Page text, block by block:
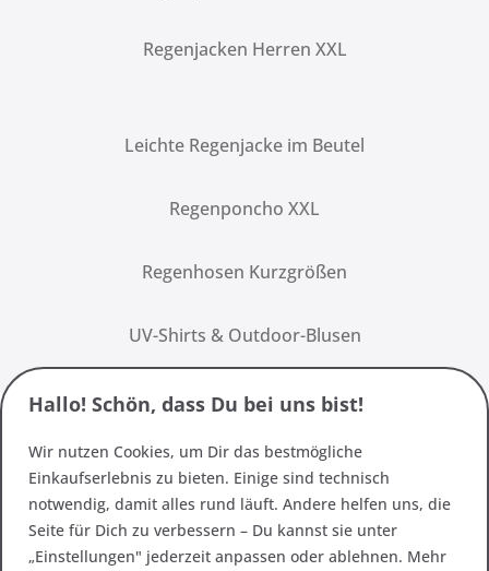
Regenjacken Herren XXL
Leichte Regenjacke im Beutel
Regenponcho XXL
Regenhosen Kurzgrößen
UV-Shirts & Outdoor-Blusen
Hallo! Schön, dass Du bei uns bist!
Wir nutzen Cookies, um Dir das bestmögliche
Einkaufserlebnis zu bieten. Einige sind technisch
notwendig, damit alles rund läuft. Andere helfen uns, die
Seite für Dich zu verbessern – Du kannst sie unter
„Einstellungen" jederzeit anpassen oder ablehnen. Mehr